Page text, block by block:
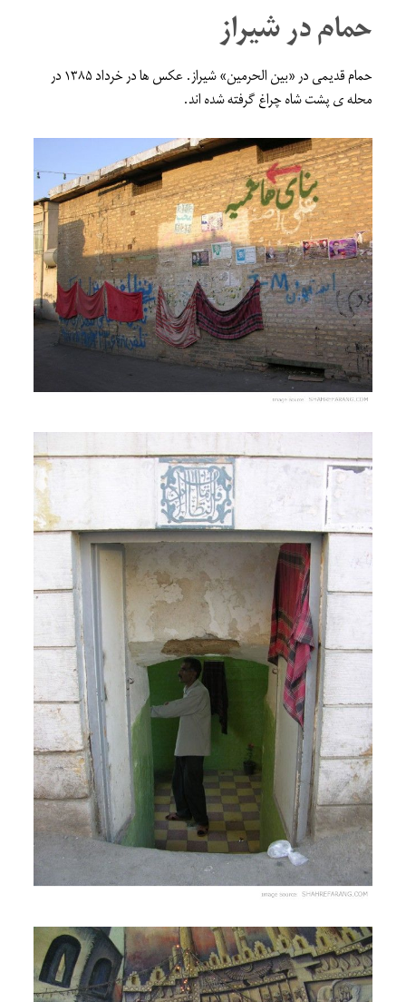
حمام در شیراز
حمام قدیمی در «بین الحرمین» شیراز. عکس ها در خرداد ۱۳۸۵ در
محله ی پشت شاه چراغ گرفته شده اند.